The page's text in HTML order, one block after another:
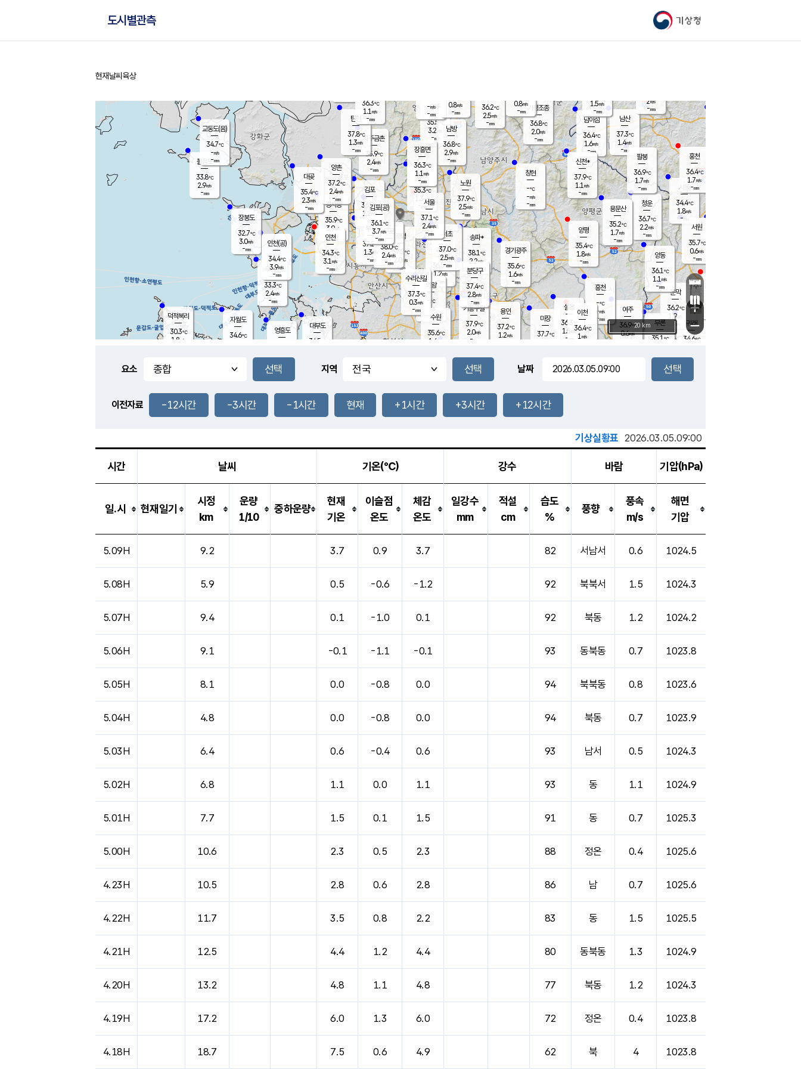
기상청
도시별관측
홈
현재날씨 육상
풍도
0.1m/s
문막
36.2℃
1.9m/s
mm
남이섬
36.4℃
1.6m/s
-mm
무의도
33.3℃
2.4m/s
-mm
영흥도
볼음도
33.8℃
2.9m/s
-mm
자월도
34.6℃
양주
35.5℃
3.2
-mm
부론
35.1 ℃
과천
36.5℃
1.2m/s
- mm
남산
37.3℃
1.4m/s
-mm
장봉도
32.7℃
3.0m/s
-mm
-mm
청운
36.7℃
2.2m/s
-mm
팔봉
36.9℃
1.7m/s
-mm
-mm
용인
37.2℃
1.2m/s
여주
36.9℃
0.6m/s
양동
36.1℃
1.1m/s
-mm
경기광주
35.6℃
1.6m/s
-mm
장호원
1.5m/s
-mm
34.6
℃
대부도
34.5
-
경서동
35.9℃
3.9m/s
-mm
파주금촌
35.9℃
2.4m/s
-mm
가평조종
36.8℃
2.0m/s
-mm
36.2℃
2.5m/s
-mm
대곶
35.4℃
2.3m/s
-mm
신천*
37.9℃
1.1 m/s
-mm
창현
-℃
-m/s
-mm
탄현
37.8℃
1.3m/s
-mm
0.8m/s
-mm
37.2℃
1.5m/s
-mm
흥천
-℃
-m/s
-mm
마장
37.7℃
의왕
- ℃
m/s
mm
김포
36.9℃
1.2 m/s
mm
설봉
36.3
1.5 m/s
- mm
광명
37.2 ℃
2.0 m/s
-mm
부천
37.2℃
1.3m/s
-mm
-mm
양촌
37.2℃
2.4m/s
-mm
구로
38.0℃
2.4m/s
-mm
은평
35.3℃
1.3 m/s
- mm
노원
37.9℃
2.5m/s
-mm
송파*
38.1℃
2.2m/s
-mm
서초
37.0℃
2.5m/s
-mm
남방
36.8℃
2.9m/s
-mm
기흥구갈
37.9℃
2.0m/s
-
수리산길
37.3℃
0.3m/s
-mm
분당구
37.4℃
2.8m/s
-mm
장흥면
36.3℃
1.1 m/s
-mm
-m/s
-mm
시동
34.4℃
1.8m/s
- mm
귀래
34.6℃
서원
35.7℃
0.6m/s
-mm
용문산
35.2℃
1.7m/s
-mm
덕적북리
30.3℃
1.8 m/s
인천(공)
34.4℃
3.9m/s
-mm
김포(공)
36.1℃
3.7m/s
-mm
교동도(음)
34.7℃
-m/s
-mm
홍천
36.4℃
1.7m/s
-mm
이천
36.4℃
1 m/s
양평
35.4℃
1.8m/s
-mm
수원
35.6℃
1.6 m/s
인천
34.3℃
3.1 m/s
-mm
서울
37.1℃
2.4m/s
-mm
2m/s
-mm
36.3℃
1.1 m/s
-mm
0.8m/s
-mm
+
−
20 km
요소 지역 날짜
이전자료 -12시간 -3시간 -1시간 현재 +1시간 +3시간 +12시간
기상실황표 2026.03.05.09:00
시간 날씨 기온(℃) 강수 바람 기압(hPa)
일.시 현재일기
시정
km
운량
1/10
중하운량
현재
기온
이슬점
온도
체감
온도
일강수
mm
적설
cm
습도
%
풍향
풍속
m/s
해면
기압
5.09H 9.2 3.7 0.9 3.7 82 서남서 0.6 1024.5
5.08H 5.9 0.5 -0.6 -1.2 92 북북서 1.5 1024.3
5.07H 9.4 0.1 -1.0 0.1 92 북동 1.2 1024.2
5.06H 9.1 -0.1 -1.1 -0.1 93 동북동 0.7 1023.8
5.05H 8.1 0.0 -0.8 0.0 94 북북동 0.8 1023.6
5.04H 4.8 0.0 -0.8 0.0 94 북동 0.7 1023.9
5.03H 6.4 0.6 -0.4 0.6 93 남서 0.5 1024.3
5.02H 6.8 1.1 0.0 1.1 93 동 1.1 1024.9
5.01H 7.7 1.5 0.1 1.5 91 동 0.7 1025.3
5.00H 10.6 2.3 0.5 2.3 88 정온 0.4 1025.6
4.23H 10.5 2.8 0.6 2.8 86 남 0.7 1025.6
4.22H 11.7 3.5 0.8 2.2 83 동 1.5 1025.5
4.21H 12.5 4.4 1.2 4.4 80 동북동 1.3 1024.9
4.20H 13.2 4.8 1.1 4.8 77 북동 1.2 1024.3
4.19H 17.2 6.0 1.3 6.0 72 정온 0.4 1023.8
4.18H 18.7 7.5 0.6 4.9 62 북 4 1023.8